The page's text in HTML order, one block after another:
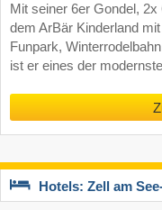
Mit seiner 6er Gondel,
dem ArBär Kinderland
Funpark,
ist er eines der
Hotels: Zell am